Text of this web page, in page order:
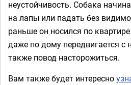
неустойчивость. Собака
на лапы или падать без
раньше он носился по
даже по дому передвигается с
также повод насторожиться.
Вам также будет интересно